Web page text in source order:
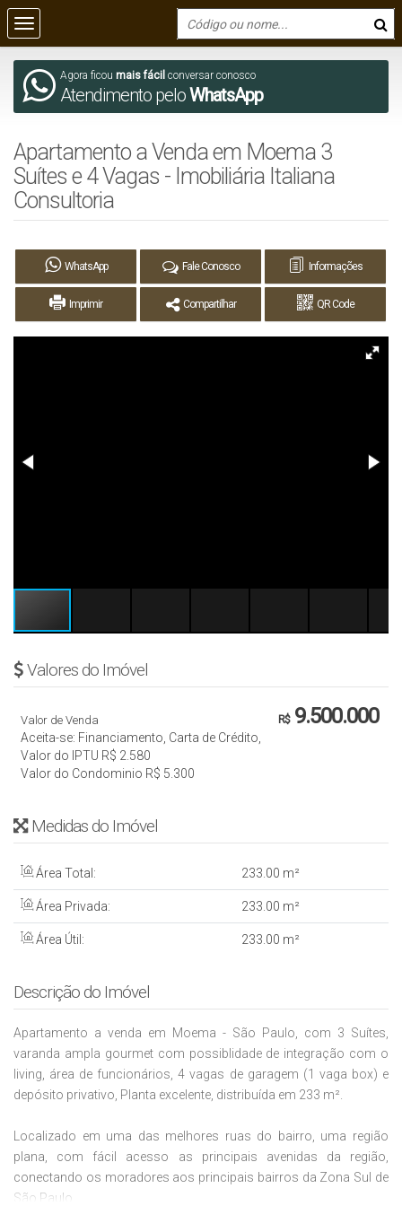
Agora ficou mais fácil conversar conosco
Atendimento peloWhatsApp
Apartamento a Venda em Moema 3
Suítes e 4 Vagas - Imobiliária Italiana
Consultoria
WhatsApp Fale Conosco Informações
Imprimir Compartilhar QR Code
Valores do Imóvel
R$9.500.000
Valor de Venda
Aceita-se: Financiamento, Carta de Crédito,
Valor do IPTU R$ 2.580
Valor do Condominio R$ 5.300
Medidas do Imóvel
Área Total: 233.00 m²
Área Privada: 233.00 m²
Área Útil: 233.00 m²
Descrição do Imóvel
Apartamento a venda em Moema - São Paulo, com 3 Suítes,
varanda ampla gourmet com possiblidade de integração com o
living, área de funcionários, 4 vagas de garagem (1 vaga box) e
depósito privativo, Planta excelente, distribuída em 233 m².
Localizado em uma das melhores ruas do bairro, uma região
plana, com fácil acesso as principais avenidas da região,
conectando os moradores aos principais bairros da Zona Sul de
São Paulo.